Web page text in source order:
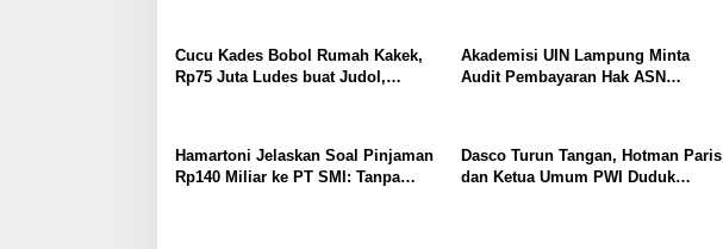
Desa
Cucu Kades Bobol Rumah Kakek,
Rp75 Juta Ludes buat Judol,
Akademisi UIN Lampung Minta
Audit Pembayaran Hak ASN
Hamartoni Jelaskan Soal Pinjaman
Rp140 Miliar ke PT SMI: Tanpa
Dasco Turun Tangan, Hotman Paris
dan Ketua Umum PWI Duduk